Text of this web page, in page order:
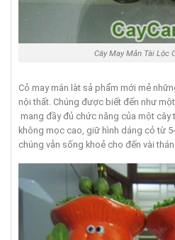
Cây May Mắn Tài Lộc
Cỏ may mắn làt sả phẩm mới mẻ
nội thất. Chúng được biết đến như
mang đầy đủ chức năng của một cây
không mọc cao, giữ hình dáng cỏ từ
chúng vẫn sống khoẻ cho đến vài